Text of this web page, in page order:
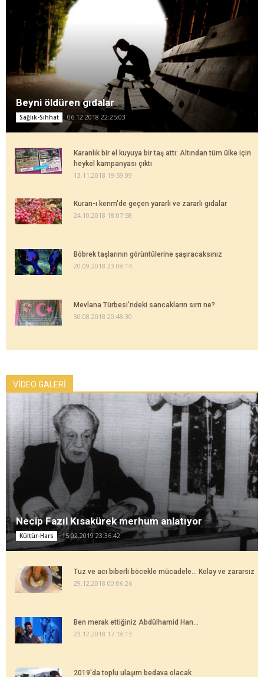
Beyni öldüren gıdalar
Sağlık-Sıhhat 06.12.2018 22:25:03
Karanlık bir el kuyuya bir taş attı: Altından tüm ülke için
heykel kampanyası çıktı
13.11.2018 19:59:09
Kuran-ı kerim'de geçen yararlı ve zararlı gıdalar
24.10.2018 18:07:58
Böbrek taşlarının görüntülerine şaşıracaksınız
20.09.2018 23:08:14
Mevlana Türbesi'ndeki sancakların sırrı ne?
30.08.2018 20:48:30
VİDEO GALERİ
Necip Fazıl Kısakürek merhum anlatıyor
Kültür-Hars 15.02.2019 23:36:42
Tuz ve acı biberli böcekle mücadele... Kolay ve zararsız
29.12.2018 00:06:26
Ben merak ettiğiniz Abdülhamid Han...
23.12.2018 17:18:13
2019'da toplu ulaşım bedava olacak